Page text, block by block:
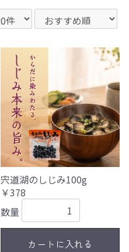
宍道湖のしじみ100g
￥378
数量
カートに入れる